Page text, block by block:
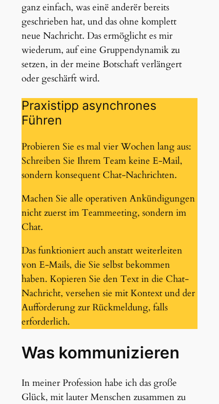
ganz einfach, was einë anderër bereits
geschrieben hat, und das ohne komplett
neue Nachricht. Das ermöglicht es mir
wiederum, auf eine Gruppendynamik zu
setzen, in der meine Botschaft verlängert
oder geschärft wird.
Praxistipp asynchrones
Führen
Probieren Sie es mal vier Wochen lang aus:
Schreiben Sie Ihrem Team keine E-Mail,
sondern konsequent Chat-Nachrichten.
Machen Sie alle operativen Ankündigungen
nicht zuerst im Teammeeting, sondern im
Chat.
Das funktioniert auch anstatt weiterleiten
von E-Mails, die Sie selbst bekommen
haben. Kopieren Sie den Text in die Chat-
Nachricht, versehen sie mit Kontext und der
Aufforderung zur Rückmeldung, falls
erforderlich.
Was kommunizieren
In meiner Profession habe ich das große
Glück, mit lauter Menschen zusammen zu